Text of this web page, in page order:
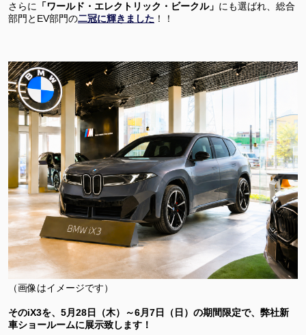
さらに 「ワールド・エレクトリック・ビークル」 にも選ばれ、総合
部門とEV部門の二冠に輝きました ！！
（画像はイメージです）
そのiX3を、5月28日（木）～6月7日（日）の期間限定で、弊社新
車ショールームに展示致します！